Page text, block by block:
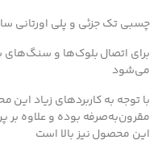
چسبی تک جزئی و پلی
برای اتصال بلوک‌ها و سنگ‌های
می‌شود
با توجه به کاربردهای زیاد این
مقرون‌به‌صرفه بوده و علاوه
این محصول نیز بالا است